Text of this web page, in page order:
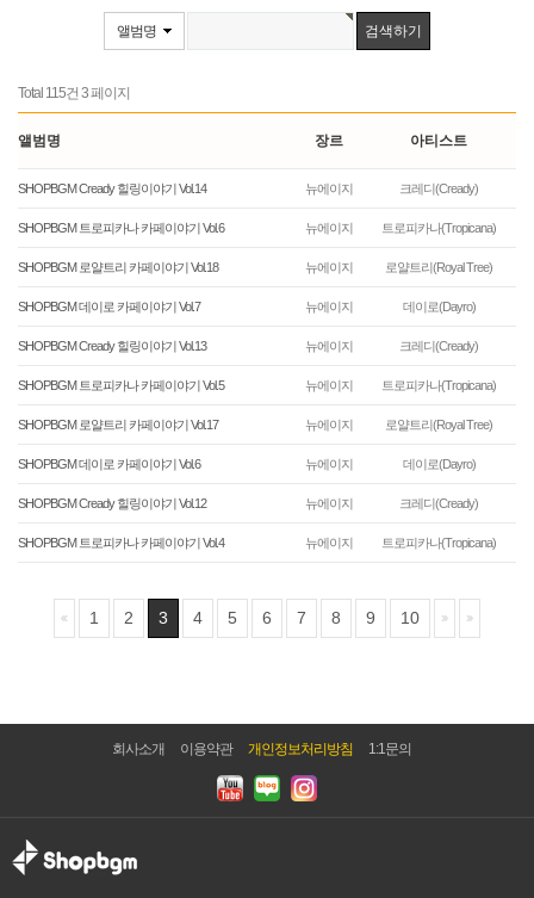
앨범명
Total 115건 3 페이지
앨범명 장르 아티스트
SHOPBGM Cready 힐링이야기 Vol.14 뉴에이지 크레디(Cready)
SHOPBGM 트로피카나 카페이야기 Vol.6 뉴에이지 트로피카나(Tropicana)
SHOPBGM 로얄트리 카페이야기 Vol.18 뉴에이지 로얄트리(Royal Tree)
SHOPBGM 데이로 카페이야기 Vol.7 뉴에이지 데이로(Dayro)
SHOPBGM Cready 힐링이야기 Vol.13 뉴에이지 크레디(Cready)
SHOPBGM 트로피카나 카페이야기 Vol.5 뉴에이지 트로피카나(Tropicana)
SHOPBGM 로얄트리 카페이야기 Vol.17 뉴에이지 로얄트리(Royal Tree)
SHOPBGM 데이로 카페이야기 Vol.6 뉴에이지 데이로(Dayro)
SHOPBGM Cready 힐링이야기 Vol.12 뉴에이지 크레디(Cready)
SHOPBGM 트로피카나 카페이야기 Vol.4 뉴에이지 트로피카나(Tropicana)
1 2 3 4 5 6 7 8 9 10
회사소개 이용약관 개인정보처리방침 1:1문의